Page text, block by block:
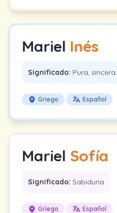
Mariel Inés
Significado: Pura, sincera.
Griego Español
Mariel Sofía
Significado: Sabiduría
Griego Español